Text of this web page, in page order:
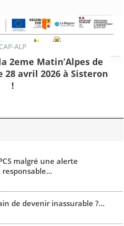
CAP-ALP
2eme Matin’Alpes de
28 avril 2026 à Sisteron
!
malgré une alerte
de devenir inassurable ?...